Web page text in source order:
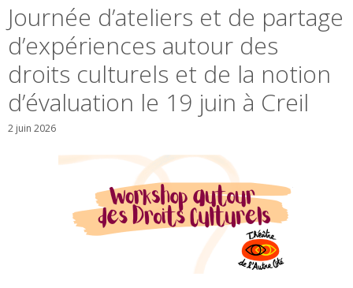
Journée d’ateliers et de partage
d’expériences autour des
droits culturels et de la notion
d’évaluation le 19 juin à Creil
2 juin 2026